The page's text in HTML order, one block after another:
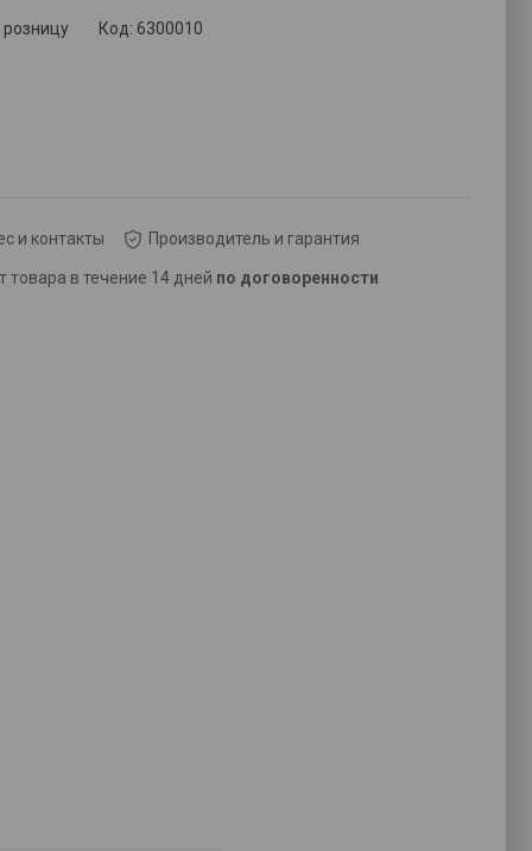
Код: 6300010
и контакты Производитель и гарантия
товара в течение 14 дней по договоренности